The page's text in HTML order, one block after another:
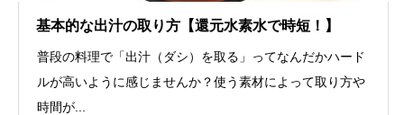
基本的な出汁の取り方【還元水素水で時短！】
普段の料理で「出汁（ダシ）を取る」ってなんだかハード
ルが高いように感じませんか？使う素材によって取り方や
時間が...